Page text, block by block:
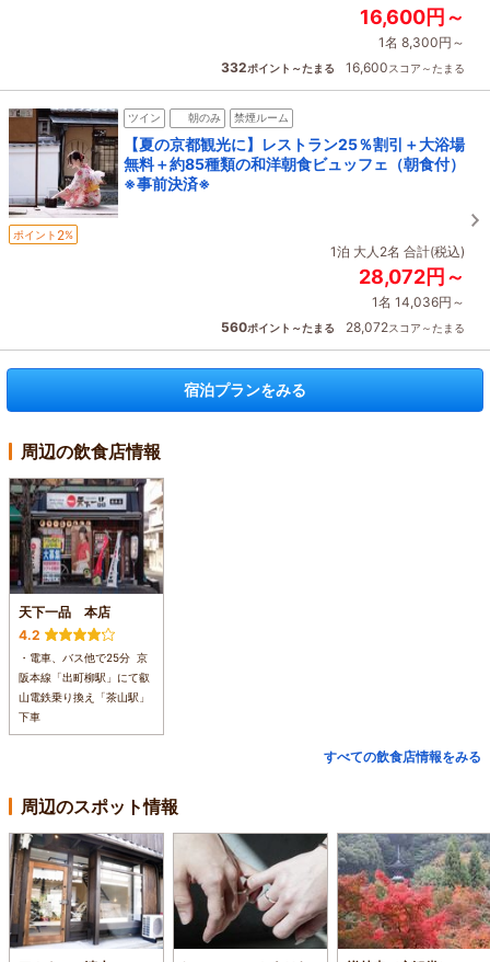
16,600円～
1名 8,300円～
332ポイント～たまる 16,600スコア～たまる
ツイン 朝のみ 禁煙ルーム
【夏の京都観光に】レストラン25％割引＋大浴場
無料＋約85種類の和洋朝食ビュッフェ（朝食付）
※事前決済※
ポイント 2%
1泊 大人2名 合計(税込)
28,072円～
1名 14,036円～
560ポイント～たまる 28,072スコア～たまる
宿泊プランをみる
周辺の飲食店情報
天下一品 本店
4.2
・電車、バス他で25分 京
阪本線「出町柳駅」にて叡
山電鉄乗り換え「茶山駅」
下車
すべての飲食店情報をみる
周辺のスポット情報